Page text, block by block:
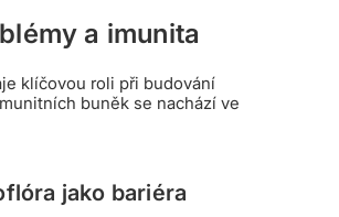
a imunita
klíčovou roli při budování
buněk se nachází ve
jako bariéra